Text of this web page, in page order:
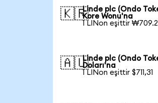
🇰🇷Linde plc (Ondo
Kore Wonu'na
1 LINon eşittir
🇦🇺Linde plc (Ondo
Doları'na
1 LINon eşittir $711,31